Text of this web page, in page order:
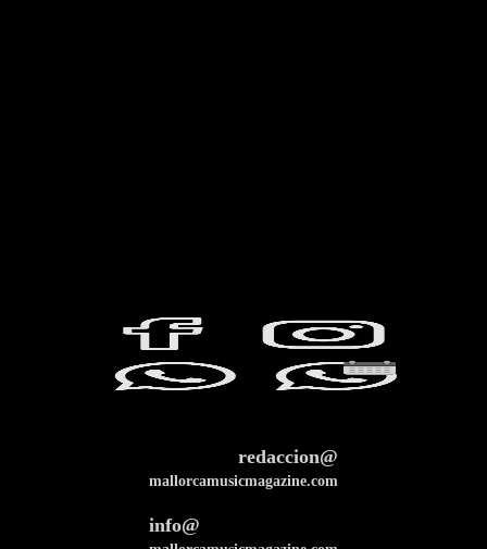
redaccion@
mallorcamusicmagazine.com
info@